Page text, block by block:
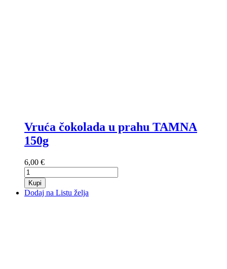
Vruća čokolada u prahu TAMNA
150g
6,00 €
Kupi
Dodaj na Listu želja